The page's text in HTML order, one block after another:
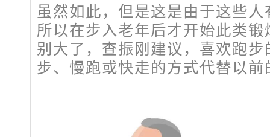
虽然如此，但是这是由于这些
所以在步入老年后才开始此类
别大了，查振刚建议，喜欢跑
步、慢跑或快走的方式代替以